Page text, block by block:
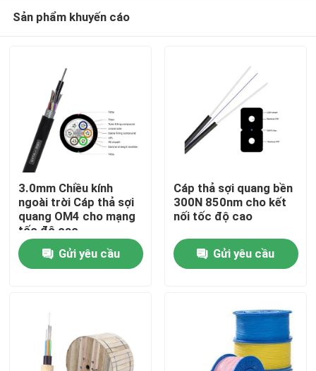
Sản phẩm
Sản phẩm khuyến cáo
3.0mm Chiều kính
ngoài trời Cáp thả sợi
quang OM4 cho mạng
tốc độ cao
Gửi yêu cầu
Cáp thả sợi quang bền
300N 850nm cho kết
nối tốc độ cao
Gửi yêu cầu